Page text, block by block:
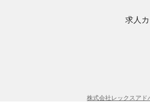
求人
株式会社レックスアド